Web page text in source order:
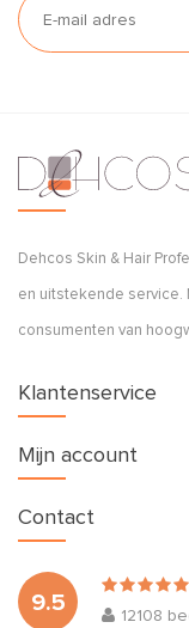
Dehcos Skin & Hair
en uitstekende service.
consumenten van
Klantenservice
Mijn account
9.5
12108
Contact